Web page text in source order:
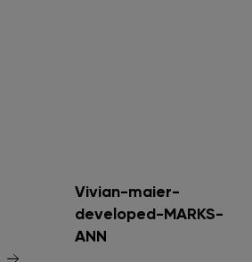
Vivian-maier-
developed-MARKS-
ANN